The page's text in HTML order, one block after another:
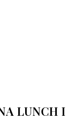
LUNCH I